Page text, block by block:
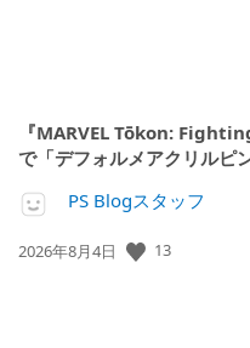
『MARVEL Tōkon:
で「デフォルメアクリルピ
PS Blogスタッフ
公
2026年8月4日 13